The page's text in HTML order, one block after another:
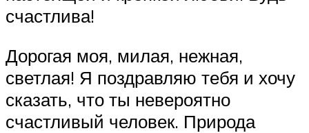
счастлива!
Дорогая моя, милая, нежная,
светлая! Я поздравляю тебя и хочу
сказать, что ты невероятно
счастливый человек. Природа